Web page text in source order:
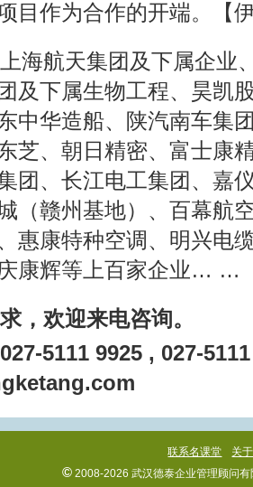
目作为合作的开端。【
上海航天集团及下属企业
及下属生物工程、昊凯
中华造船、陕汽南车集
芝、朝日精密、富士康
团、长江电工集团、嘉
（赣州基地）、百幕航
惠康特种空调、明兴电
康辉等上百家企业… …
，欢迎来电咨询。
5111 9925 , 027-
联系名课堂 关
© 2008-2026 武汉德泰企业管理顾问